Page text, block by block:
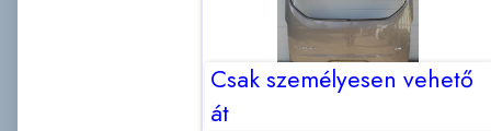
Csak személyesen vehető
át